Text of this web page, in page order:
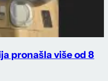
pronašla više od 8